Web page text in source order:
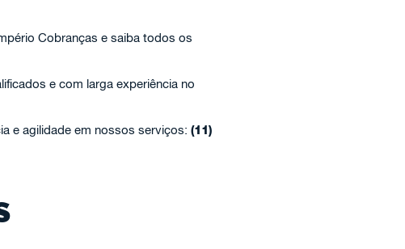
Cobranças e saiba todos os
e com larga experiência no
e agilidade em nossos serviços: (11)